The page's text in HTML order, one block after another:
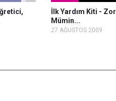
İlk Yardım Kiti - Zor
Mümin...
27 AĞUSTOS 2009